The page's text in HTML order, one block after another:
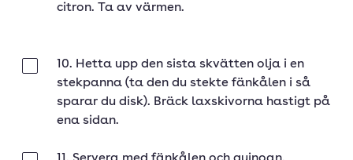
citron. Ta av värmen.
10. Hetta upp den sista skvätten olja i en
stekpanna (ta den du stekte fänkålen i så
sparar du disk). Bräck laxskivorna hastigt på
ena sidan.